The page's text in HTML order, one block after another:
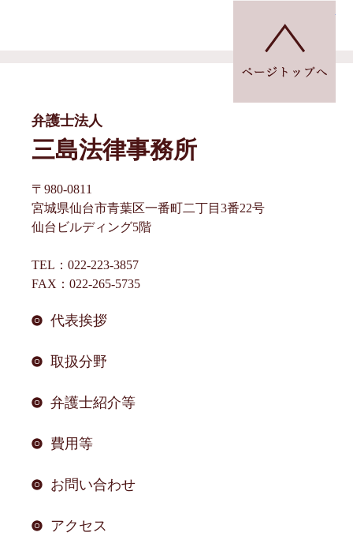
弁護士法人
三島法律事務所
〒980-0811
宮城県仙台市青葉区一番町二丁目3番22号
仙台ビルディング5階
TEL：022-223-3857
FAX：022-265-5735
代表挨拶
取扱分野
弁護士紹介等
費用等
お問い合わせ
アクセス